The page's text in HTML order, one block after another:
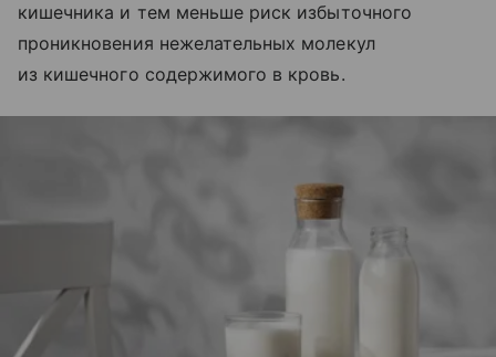
кишечника и тем меньше риск избыточного
проникновения нежелательных молекул
из кишечного содержимого в кровь.